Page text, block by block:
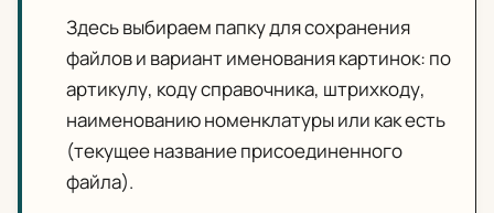
Здесь выбираем папку для сохранения
файлов и вариант именования картинок: по
артикулу, коду справочника, штрихкоду,
наименованию номенклатуры или как есть
(текущее название присоединенного
файла).